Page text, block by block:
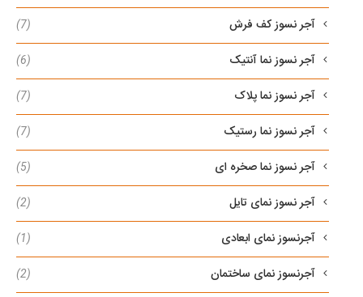
آجر نسوز کف فرش (7)
آجر نسوز نما آنتیک (6)
آجر نسوز نما پلاک (7)
آجر نسوز نما رستیک (7)
آجر نسوز نما صخره ای (5)
آجر نسوز نمای تایل (2)
آجرنسوز نمای ابعادی (1)
آجرنسوز نمای ساختمان (2)